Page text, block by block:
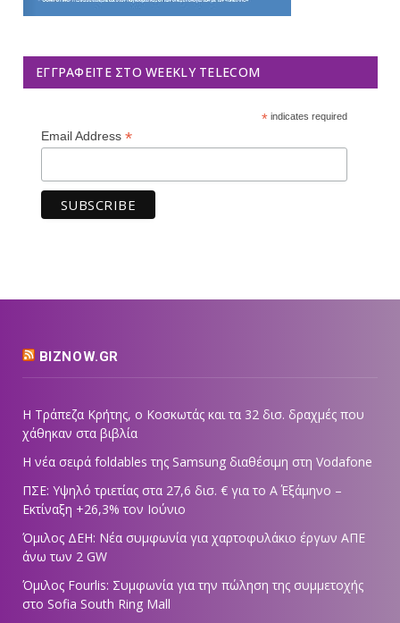
ΕΓΓΡΑΦΕΊΤΕ ΣΤΟ WEEKLY TELECOM
*indicates required
Email Address *
BIZNOW.GR
Η Τράπεζα Κρήτης, ο Κοσκωτάς και τα 32 δισ. δραχμές που
χάθηκαν στα βιβλία
Η νέα σειρά foldables της Samsung διαθέσιμη στη Vodafone
ΠΣΕ: Υψηλό τριετίας στα 27,6 δισ. € για το Α΄ Εξάμηνο –
Εκτίναξη +26,3% τον Ιούνιο
Όμιλος ΔΕΗ: Νέα συμφωνία για χαρτοφυλάκιο έργων ΑΠΕ
άνω των 2 GW
Όμιλος Fourlis: Συμφωνία για την πώληση της συμμετοχής
στο Sofia South Ring Mall